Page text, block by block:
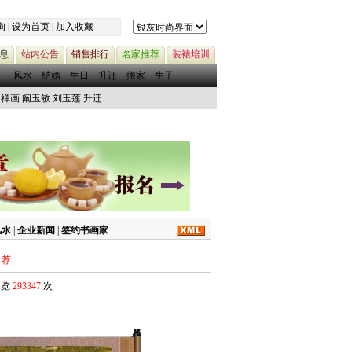
设为首页 加入收藏
站内公告 销售排行 名家推荐
装裱培训
风水
结婚 生日 升迁 搬家 生子
禅画 阚玉敏 刘玉莲 升迁
企业新闻 签约书画家
293347 次